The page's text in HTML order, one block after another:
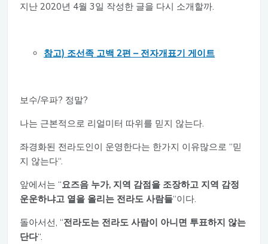
지난 2020년 4월 3일 작성한 글을 다시 소개할까.
참고) 조선족 고백 2편 – 전자개표기 게이트
보수/우파? 정말?
나는 근본적으로 리얼미터 따위를 믿지 않는다.
좌경화된 전라도인이 운영한다는 한가지 이유많으로 “믿
지 않는다“.
앞에서는 “요즈음 누가, 지역 감점을 조장하고 지역 감정
운운하냐고 열을 올리는 전라도 사람들“이다.
돌아서선, “전라도는 전라도 사람이 아니면 투표하지 않는
단다“.